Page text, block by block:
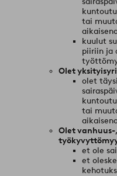
tai
kuulut
piiriin ja
Olet
olet
tai
Olet
et ole
et